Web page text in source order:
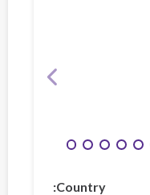
Country